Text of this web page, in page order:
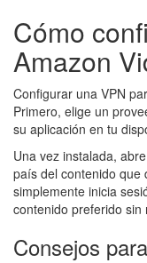
Cómo
Amazon
Configurar una VPN
Primero, elige un
su aplicación en tu
Una vez instalada,
país del contenido que
simplemente inicia
contenido preferido sin
Consejos